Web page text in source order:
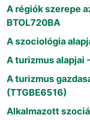
A régiók szerepe
BTOL720BA
A szociológia
A turizmus alapjai
A turizmus
(TTGBE6516)
Alkalmazott